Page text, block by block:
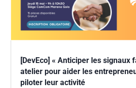
[DevEco] « Anticiper les signaux
atelier pour aider les
piloter leur activité